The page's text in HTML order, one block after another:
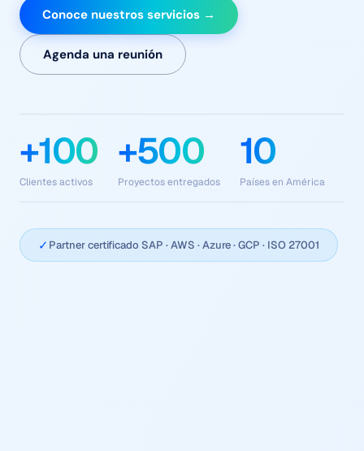
Conoce nuestros servicios →
Agenda una reunión
+100
Clientes activos
+500
Proyectos entregados
10
Países en América
✓ Partner certificado SAP · AWS · Azure · GCP · ISO 27001